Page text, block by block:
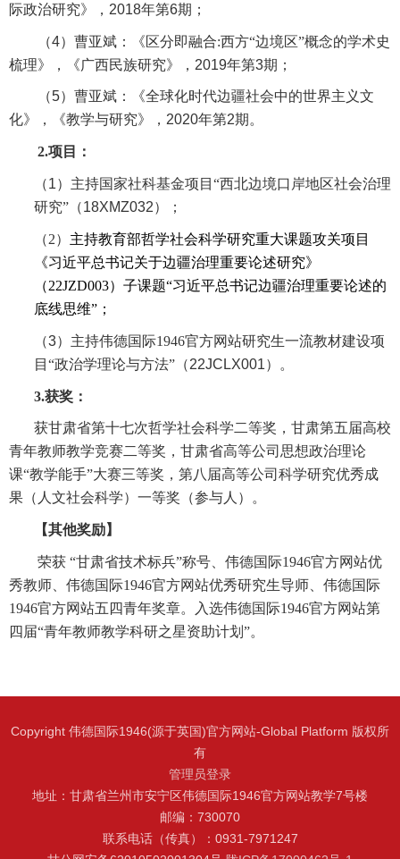
际政治研究》， 2018年第6期 ；
（4）曹亚斌：《区分即融合:西方“边境区”概念的学术史
梳理》，《广西民族研究》， 2019年第3期；
（5）曹亚斌：《全球化时代边疆社会中的世界主义文
化》，《教学与研究》， 2020年第2期。
2.项目：
（1）主持国家社科基金项目“西北边境口岸地区社会治理
研究”（18XMZ032） ；
（2） 主持教育部哲学社会科学研究重大课题攻关项目
《习近平总书记关于边疆治理重要论述研究》
（22JZD003）子课题“习近平总书记边疆治理重要论述的
底线思维”；
（3）主持伟德国际1946官方网站研究生一流教材建设项
目“政治学理论与方法”（22JCLX001） 。
3.获奖：
获甘肃省第十七次哲学社会科学二等奖，甘肃第五届高校
青年教师教学竞赛二等奖，甘肃省高等公司思想政治理论
课“教学能手”大赛三等奖，第八届高等公司科学研究优秀成
果（人文社会科学）一等奖（参与人）。
【其他奖励】
荣获 “甘肃省技术标兵”称号、伟德国际1946官方网站优
秀教师、伟德国际1946官方网站优秀研究生导师、伟德国际
1946官方网站五四青年奖章。入选伟德国际1946官方网站第
四届“青年教师教学科研之星资助计划”。
Copyright 伟德国际1946(源于英国)官方网站-Global Platform 版权所
有
管理员登录
地址：甘肃省兰州市安宁区伟德国际1946官方网站教学7号楼
邮编：730070
联系电话（传真）：0931-7971247